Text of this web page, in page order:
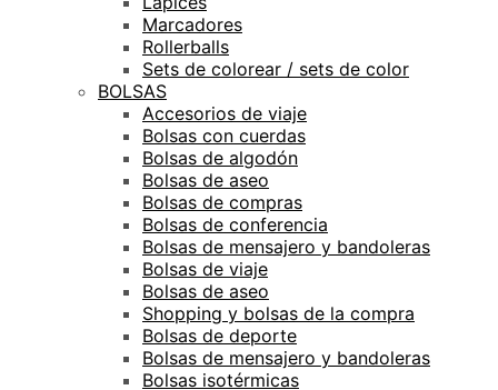
Marcadores
Rollerballs
Sets de colorear / sets de color
BOLSAS
Accesorios de viaje
Bolsas con cuerdas
Bolsas de algodón
Bolsas de aseo
Bolsas de compras
Bolsas de conferencia
Bolsas de mensajero y bandoleras
Bolsas de viaje
Bolsas de aseo
Shopping y bolsas de la compra
Bolsas de deporte
Bolsas de mensajero y bandoleras
Bolsas isotérmicas